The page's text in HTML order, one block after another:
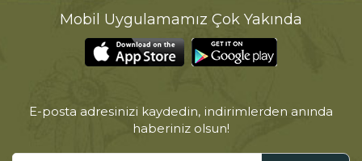
Mobil Uygulamamız Çok Yakında
E-posta adresinizi kaydedin, indirimlerden anında
haberiniz olsun!